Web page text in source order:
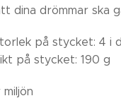
dina drömmar ska
på stycket: 4 i
på stycket: 190 g